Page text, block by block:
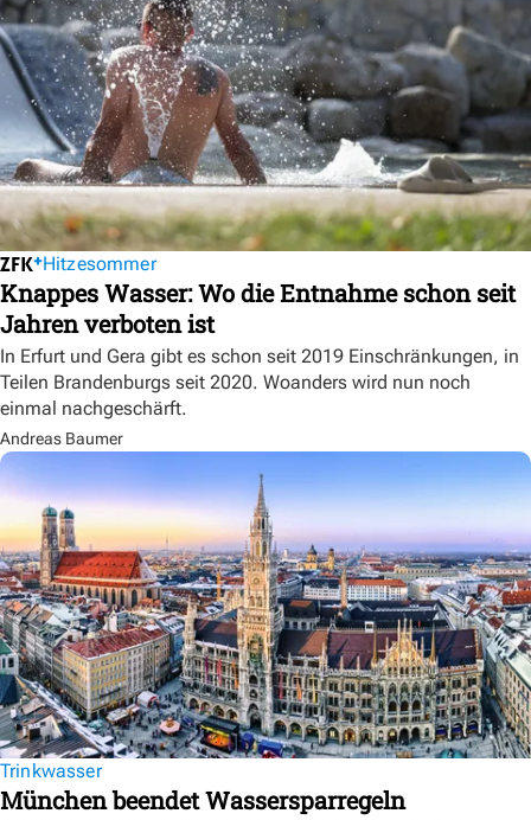
Hitzesommer
Knappes Wasser: Wo die Entnahme schon seit
Jahren verboten ist
In Erfurt und Gera gibt es schon seit 2019 Einschränkungen, in
Teilen Brandenburgs seit 2020. Woanders wird nun noch
einmal nachgeschärft.
Andreas Baumer
Trinkwasser
München beendet Wassersparregeln